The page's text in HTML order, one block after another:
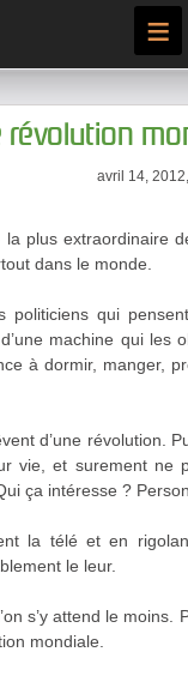
≡
révolution
avril 14,
plus extraordinaire
dans le monde.
politiciens qui
machine qui les
à dormir, manger,
d’une révolution.
vie, et surement ne
ça intéresse ?
la télé et en
le leur.
s’y attend le moins.
mondiale.